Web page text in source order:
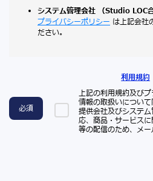
システム管理会社 （Studio LOC合
プライバシーポリシー は上記会社
ださい。
利用規約
必須
上記の利用規約及び
情報の取扱いについ
提供会社及びシステ
応、商品・サービス
等の配信のため、メ